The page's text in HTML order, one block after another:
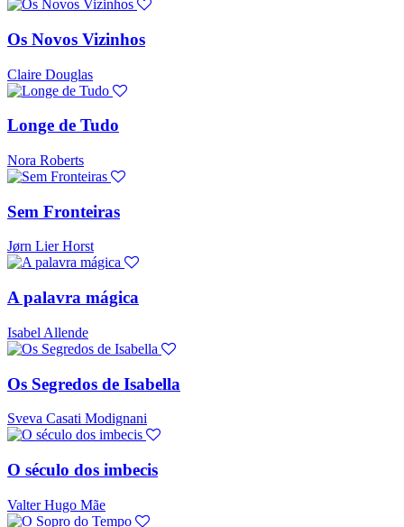
Os Novos Vizinhos
Claire Douglas
Longe de Tudo
Nora Roberts
Sem Fronteiras
Jørn Lier Horst
A palavra mágica
Isabel Allende
Os Segredos de Isabella
Sveva Casati Modignani
O século dos imbecis
Valter Hugo Mãe